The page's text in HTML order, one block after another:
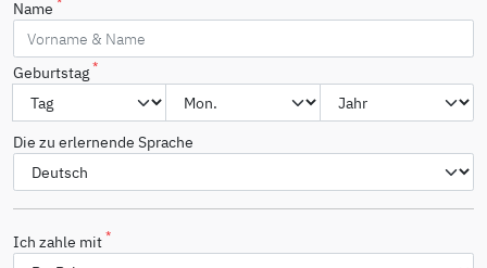
Name
Geburtstag *
Die zu erlernende Sprache
Ich zahle mit *